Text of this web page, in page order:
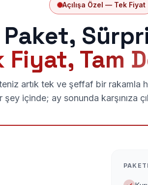
Açılışa Özel — Tek Fiyat
Fiyat, Tam
artık tek ve şeffaf bir rakamla
şey içinde; ay sonunda karşınıza